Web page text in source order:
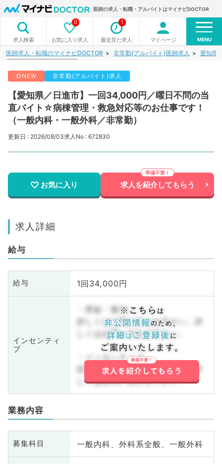
医師の求人・転職・アルバイトはマイナビDOCTOR
求人検索 お気に入り求人
0
最近見た求人
1
マイページ MENU
医師求人・転職のマイナビDOCTOR 非常勤(アルバイト)医師求人 愛知県
NEW 非常勤(アルバイト)求人
【愛知県／日進市】一回34,000円／曜日不問の当
直バイト☆病棟管理・救急対応等のお仕事です！
（一般内科・一般外科／非常勤）
更新日 : 2026/08/03求人No : 672830
お気に入り 求人を紹介してもらう
求人詳細
給与
給与 1回34,000円
インセンティ
ブ
・昇給・賞与
詳しくはお問い合わせ下さい。詳
しくはお問い合わせ下さい。
・インセンティブ
詳しくはお問い合わせ下さい。詳
しくはお問い合わせ下さい。
業務内容
募集科目 一般内科、外科系全般、一般外科